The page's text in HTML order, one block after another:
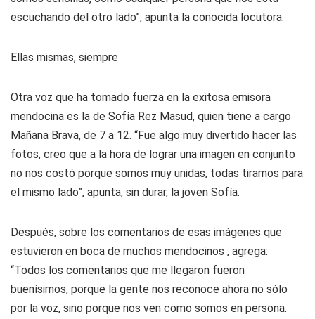
escuchando del otro lado”, apunta la conocida locutora.
Ellas mismas, siempre
Otra voz que ha tomado fuerza en la exitosa emisora
mendocina es la de Sofía Rez Masud, quien tiene a cargo
Mañana Brava, de 7 a 12. “Fue algo muy divertido hacer las
fotos, creo que a la hora de lograr una imagen en conjunto
no nos costó porque somos muy unidas, todas tiramos para
el mismo lado”, apunta, sin durar, la joven Sofía.
Después, sobre los comentarios de esas imágenes que
estuvieron en boca de muchos mendocinos , agrega:
“Todos los comentarios que me llegaron fueron
buenísimos, porque la gente nos reconoce ahora no sólo
por la voz, sino porque nos ven como somos en persona.